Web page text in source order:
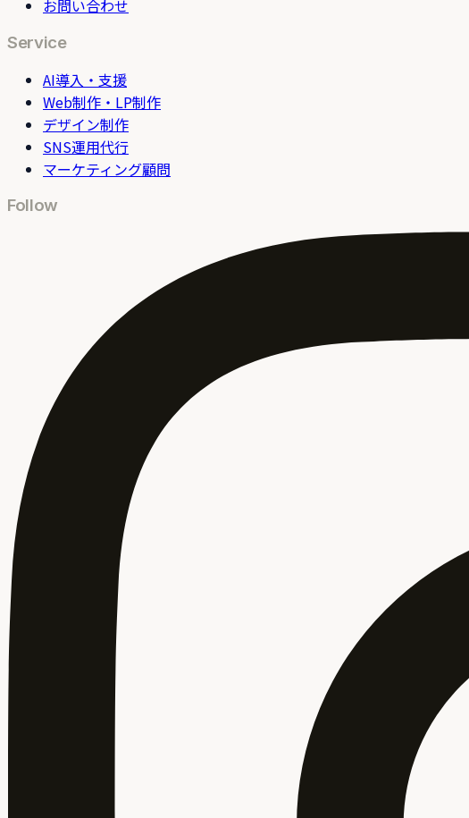
お問い合わせ
Service
AI導入・支援
Web制作・LP制作
デザイン制作
SNS運用代行
マーケティング顧問
Follow